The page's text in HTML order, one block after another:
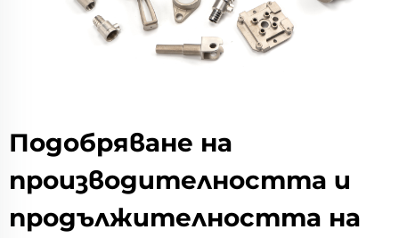
Подобряване на
производителността и
продължителността на